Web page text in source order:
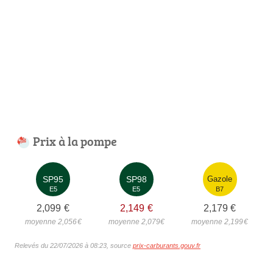
Prix à la pompe
SP95
E5
2,099 €
moyenne 2,056€
SP98
E5
2,149 €
moyenne 2,079€
Gazole
B7
2,179 €
moyenne 2,199€
Relevés du 22/07/2026 à 08:23, source prix-carburants.gouv.fr